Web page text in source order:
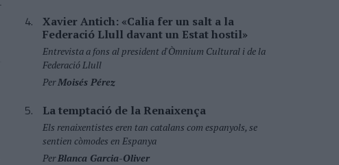
Xavier Antich: «Calia fer un salt a la
Federació Llull davant un Estat hostil»
Entrevista a fons al president d'Òmnium Cultural i de la
Federació Llull
PerMoisés Pérez
La temptació de la Renaixença
Els renaixentistes eren tan catalans com espanyols, se
sentien còmodes en Espanya
PerBlanca Garcia-Oliver